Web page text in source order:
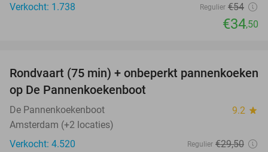
Verkocht: 1.738
Regulier €54
€34,50
30%
Rondvaart (75 min) + onbeperkt pannenkoeken
op De Pannenkoekenboot
De Pannenkoekenboot 9.2 star
Amsterdam (+2 locaties)
Verkocht: 4.520
Regulier €29,50